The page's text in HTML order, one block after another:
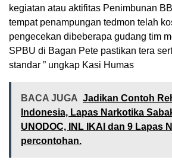
kegiatan atau aktifitas Penimbunan
tempat penampungan tedmon telah
pengecekan dibeberapa gudang tim
SPBU di Bagan Pete pastikan tera
standar ” ungkap Kasi Humas
BACA JUGA Jadikan Contoh
Indonesia, Lapas Narkotika
UNODOC, INL IKAI dan 9 Lapas
percontohan.